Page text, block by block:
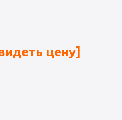
цену]